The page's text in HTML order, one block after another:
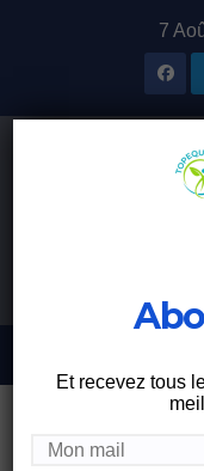
7
Étiquette :
Et recevez tous